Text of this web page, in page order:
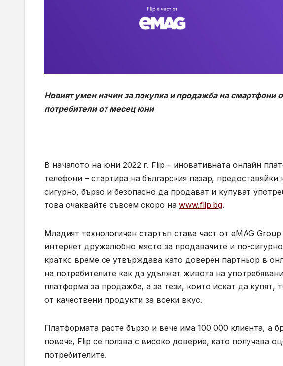
Новият умен начин за покупка и продажба на смартфони
потребители от месец юни
В началото на юни 2022 г. Flip – иновативната онлайн
телефони – стартира на българския пазар,
сигурно, бързо и безопасно да продават и купуват
това очаквайте съвсем скоро на www.flip.bg.
Младият технологичен стартъп става част от eMAG
интернет дружелюбно място за продавачите и по-
кратко време се утвърждава като доверен партньор в
на потребителите как да удължат живота на
платформа за продажба, а за тези, които искат да купят,
от качествени продукти за всеки вкус.
Платформата расте бързо и вече има 100 000 клиента, а
повече, Flip се ползва с високо доверие, като получава
потребителите.